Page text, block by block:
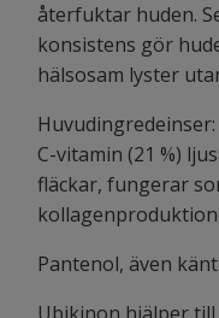
återfuktar huden.
konsistens gör
hälsosam lyster
Huvudingredeinser:
C-vitamin (21 %)
fläckar, fungerar
Pantenol, även